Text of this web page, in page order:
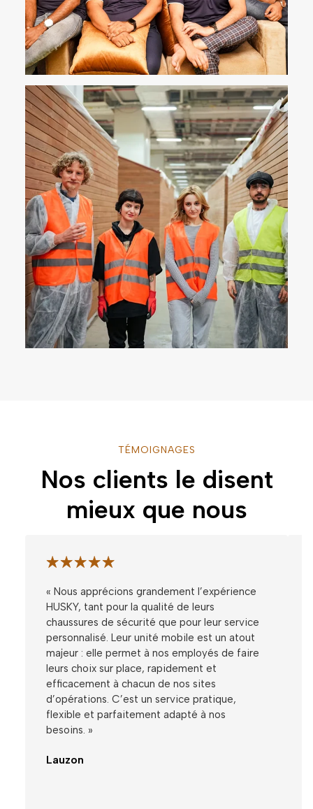
TÉMOIGNAGES
Nos clients le disent
mieux que nous
« Nous apprécions grandement l’expérience
HUSKY, tant pour la qualité de leurs
chaussures de sécurité que pour leur service
personnalisé. Leur unité mobile est un atout
majeur : elle permet à nos employés de faire
leurs choix sur place, rapidement et
efficacement à chacun de nos sites
d’opérations. C’est un service pratique,
flexible et parfaitement adapté à nos
besoins. »
Lauzon